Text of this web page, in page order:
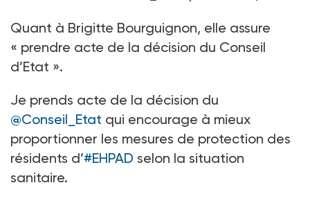
Quant à Brigitte Bourguignon, elle assure
« prendre acte de la décision du Conseil
d’Etat ».
Je prends acte de la décision du
@Conseil_Etat qui encourage à mieux
proportionner les mesures de protection des
résidents d’#EHPAD selon la situation
sanitaire.